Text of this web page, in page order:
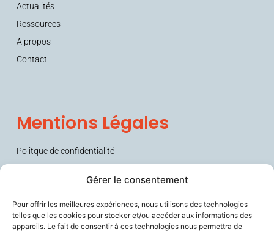
Gérer le consentement
Pour offrir les meilleures expériences, nous utilisons des technologies
telles que les cookies pour stocker et/ou accéder aux informations des
appareils. Le fait de consentir à ces technologies nous permettra de
Actualités
Ressources
A propos
Contact
Mentions Légales
Politque de confidentialité